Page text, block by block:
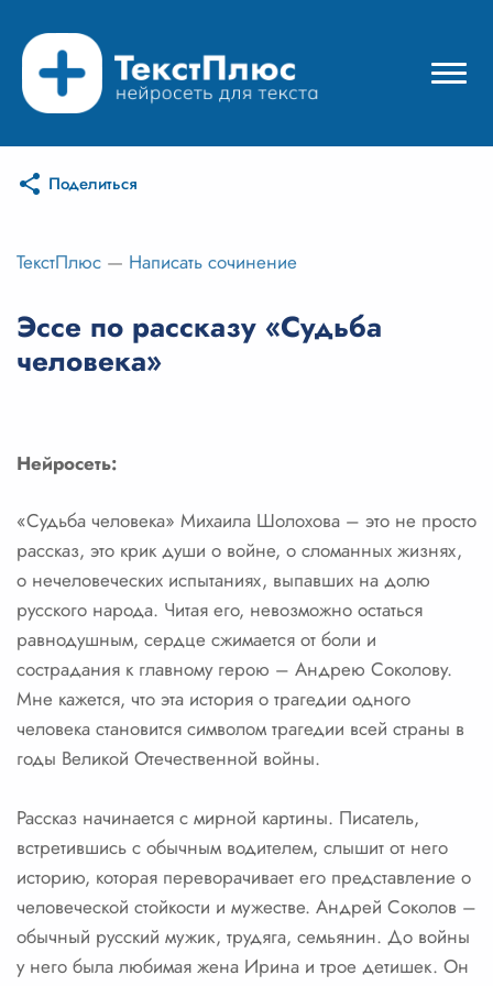
Режимы нейросети
Цены
Вход
Вход с Telegram
Поделиться
ТекстПлюс — Написать сочинение
Эссе по рассказу «Судьба
человека»
Нейросеть:
«Судьба человека» Михаила Шолохова – это не просто
рассказ, это крик души о войне, о сломанных жизнях,
о нечеловеческих испытаниях, выпавших на долю
русского народа. Читая его, невозможно остаться
равнодушным, сердце сжимается от боли и
сострадания к главному герою – Андрею Соколову.
Мне кажется, что эта история о трагедии одного
человека становится символом трагедии всей страны в
годы Великой Отечественной войны.
Рассказ начинается с мирной картины. Писатель,
встретившись с обычным водителем, слышит от него
историю, которая переворачивает его представление о
человеческой стойкости и мужестве. Андрей Соколов –
обычный русский мужик, трудяга, семьянин. До войны
у него была любимая жена Ирина и трое детишек. Он